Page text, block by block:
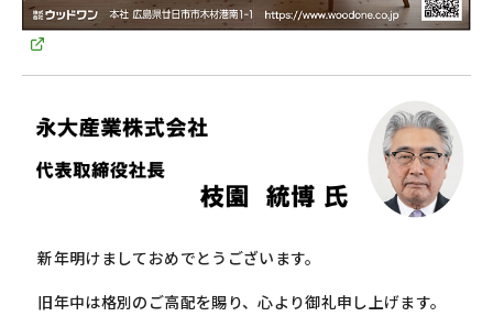
新年明けましておめでとうございます。
旧年中は格別のご高配を賜り、心より御礼申し上げます。